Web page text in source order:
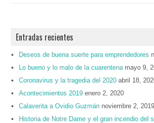
Entradas recientes
Deseos de buena suerte para emprendedores
Lo bueno y lo malo de la cuarentena mayo 9,
Coronavirus y la tragedia del 2020 abril 18,
Acontecimientos 2019 enero 2, 2020
Calaverita a Ovidio Guzmán noviembre 2, 2019
Historia de Notre Dame y el gran incendio del